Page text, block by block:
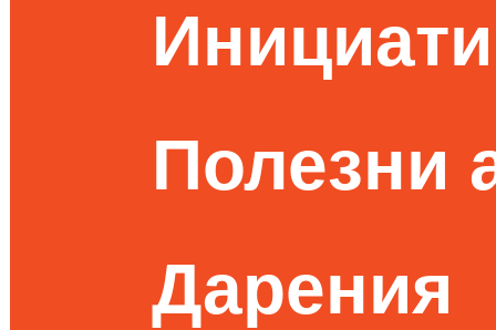
Полезни
Дарения